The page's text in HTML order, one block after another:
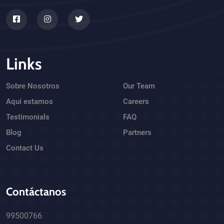
Links
Sobre Nosotros
Aquí estamos
Testimonials
Blog
Contact Us
Our Team
Careers
FAQ
Partners
Contáctanos
99500766